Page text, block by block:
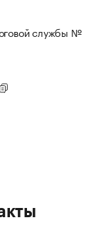
службы №